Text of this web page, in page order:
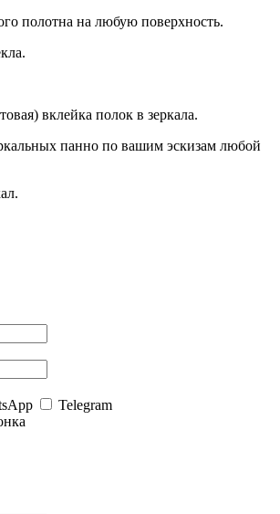
полотна на любую поверхность.
вклейка полок в зеркала.
панно по вашим эскизам любой
Telegram